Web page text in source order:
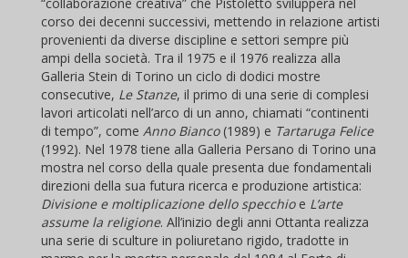
corso dei decenni successivi, mettendo in relazione artisti
provenienti da diverse discipline e settori sempre più
ampi della società. Tra il 1975 e il 1976 realizza alla
Galleria Stein di Torino un ciclo di dodici mostre
consecutive, Le Stanze, il primo di una serie di complesi
lavori articolati nell’arco di un anno, chiamati “continenti
di tempo”, come Anno Bianco(1989) e Tartaruga Felice
(1992). Nel 1978 tiene alla Galleria Persano di Torino una
mostra nel corso della quale presenta due fondamentali
direzioni della sua futura ricerca e produzione artistica:
Divisione e moltiplicazione dello specchioe L’arte
assume la religione. All’inizio degli anni Ottanta realizza
una serie di sculture in poliuretano rigido, tradotte in